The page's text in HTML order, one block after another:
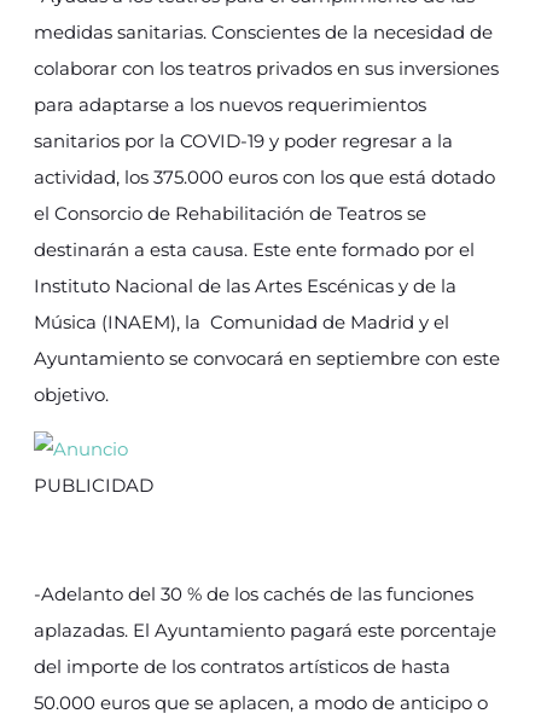
medidas sanitarias. Conscientes de la necesidad de
colaborar con los teatros privados en sus inversiones
para adaptarse a los nuevos requerimientos
sanitarios por la COVID-19 y poder regresar a la
actividad, los 375.000 euros con los que está dotado
el Consorcio de Rehabilitación de Teatros se
destinarán a esta causa. Este ente formado por el
Instituto Nacional de las Artes Escénicas y de la
Música (INAEM), la Comunidad de Madrid y el
Ayuntamiento se convocará en septiembre con este
objetivo.
PUBLICIDAD
-Adelanto del 30 % de los cachés de las funciones
aplazadas. El Ayuntamiento pagará este porcentaje
del importe de los contratos artísticos de hasta
50.000 euros que se aplacen, a modo de anticipo o